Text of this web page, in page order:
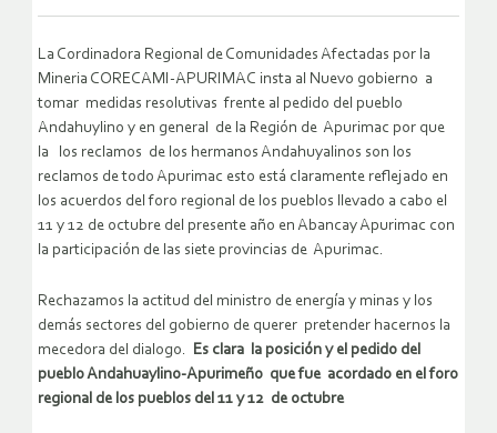
La Cordinadora Regional de Comunidades Afectadas por la
Mineria CORECAMI-APURIMAC insta al Nuevo gobierno a
tomar medidas resolutivas frente al pedido del pueblo
Andahuylino y en general de la Región de Apurimac por que
la los reclamos de los hermanos Andahuyalinos son los
reclamos de todo Apurimac esto está claramente reflejado en
los acuerdos del foro regional de los pueblos llevado a cabo el
11 y 12 de octubre del presente año en Abancay Apurimac con
la participación de las siete provincias de Apurimac.
Rechazamos la actitud del ministro de energía y minas y los
demás sectores del gobierno de querer pretender hacernos la
mecedora del dialogo. Es clara la posición y el pedido del
pueblo Andahuaylino-Apurimeño que fue acordado en el foro
regional de los pueblos del 11 y 12 de octubre